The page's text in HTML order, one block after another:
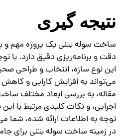
نتیجه‌ گیری
ساخت سوله بتنی یک پروژه مهم و
دقت و برنامه‌ریزی دقیق دارد. با
این نوع سازه، انتخاب و طراحی
می‌تواند به افزایش کارایی و
مقاله، به بررسی ابعاد مختلف
اجرایی، و نکات کلیدی مرتبط با
توجه به اطلاعات ارائه شده، شما
در زمینه ساخت سوله بتنی برای